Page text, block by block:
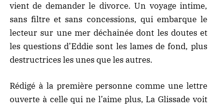
vient de demander le divorce. Un voyage intime,
sans filtre et sans concessions, qui embarque le
lecteur sur une mer déchainée dont les doutes et
les questions d’Eddie sont les lames de fond, plus
destructrices les unes que les autres.
Rédigé à la première personne comme une lettre
ouverte à celle qui ne l’aime plus, La Glissade voit